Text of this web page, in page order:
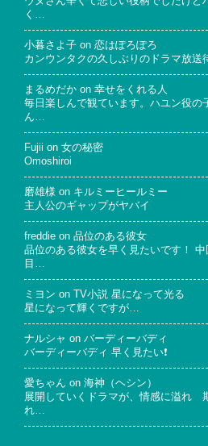
く…
小暮さよ子 on 恋はぽろぽろ
カンウンタクの久しぶりのドラマ放送
まるめだか on 幸せをくれる人
毎日楽しんで観ています。ハユン役の
ん…
Fujii on 女の秘密
Omoshiroi
磨雄様 on キルミーヒールミー
主人公のギャップがヤバイ
freddie on 品位のある彼女
品位のある彼女を早く見たいです！
目…
ミヨン on
TV小説 星になって光る
星になって輝くですが…
ナルシャ on バーディーバディ
バーディーバディ 早く見たい❗
愛ちゃん on 海神（ヘシン）
展開していくドラマが、情感に溢れ
れ…